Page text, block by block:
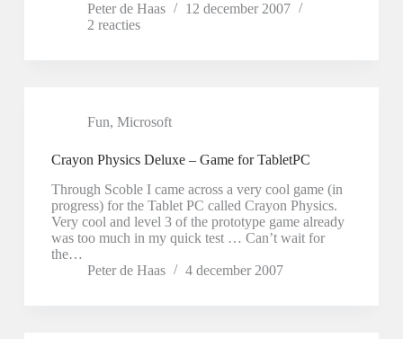
Peter de Haas
12 december 2007
2 reacties
Fun, Microsoft
Crayon Physics Deluxe – Game for TabletPC
Through Scoble I came across a very cool game (in
progress) for the Tablet PC called Crayon Physics.
Very cool and level 3 of the prototype game already
was too much in my quick test … Can’t wait for
the…
Peter de Haas
4 december 2007